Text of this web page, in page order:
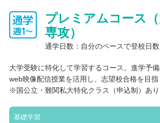
プレミアムコース
専攻）
通学日数：自分のペースで登校日数
大学受験に特化して学習するコース。進学予
web映像配信授業を活用し、志望校合格を目指
※国公立・難関私大特化クラス（申込制）あり
基礎学習